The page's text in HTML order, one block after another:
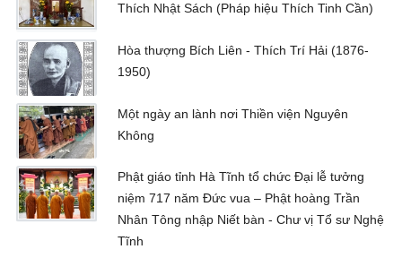
Thích Nhật Sách (Pháp hiệu Thích Tinh Cần)
Hòa thượng Bích Liên - Thích Trí Hải (1876-
1950)
Một ngày an lành nơi Thiền viện Nguyên
Không
Phật giáo tỉnh Hà Tĩnh tổ chức Đại lễ tưởng
niệm 717 năm Đức vua – Phật hoàng Trần
Nhân Tông nhập Niết bàn - Chư vị Tổ sư Nghệ
Tĩnh